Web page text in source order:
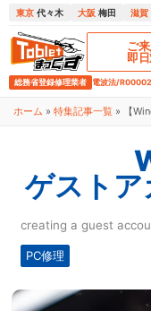
東京 代々木 大阪 梅田 滋賀
ご
即
総務省登録修理業者 電波法/
ホーム » 特集記事一覧 » 【
ゲストア
creating a guest
PC修理